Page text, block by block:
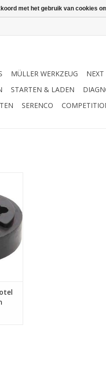
MÜLLER WERKZEUG NEXT
STARTEN & LADEN
SERENCO
|
|
met het gebruik van cookies